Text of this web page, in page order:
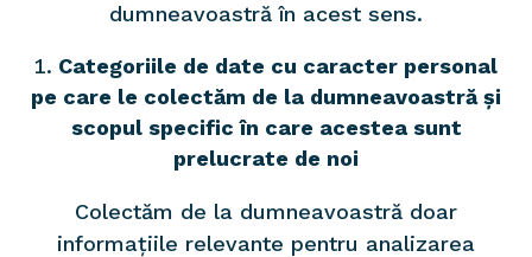
dumneavoastră în acest sens.
Categoriile de date cu caracter personal
pe care le colectăm de la dumneavoastră și
scopul specific în care acestea sunt
prelucrate de noi
Colectăm de la dumneavoastră doar
informațiile relevante pentru analizarea